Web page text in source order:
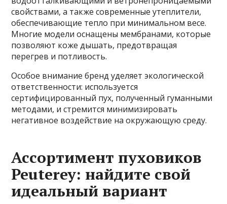
свойствами, а также современные утеплители,
обеспечивающие тепло при минимальном весе.
Многие модели оснащены мембранами, которые
позволяют коже дышать, предотвращая
перегрев и потливость.
Особое внимание бренд уделяет экологической
ответственности: используется
сертифицированный пух, полученный гуманными
методами, и стремится минимизировать
негативное воздействие на окружающую среду.
Ассортимент пуховиков
Peuterey: найдите свой
идеальный вариант